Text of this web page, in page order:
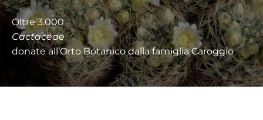
Oltre 3.000
Cactaceae
donate all’Orto Botanico dalla famiglia Caroggio